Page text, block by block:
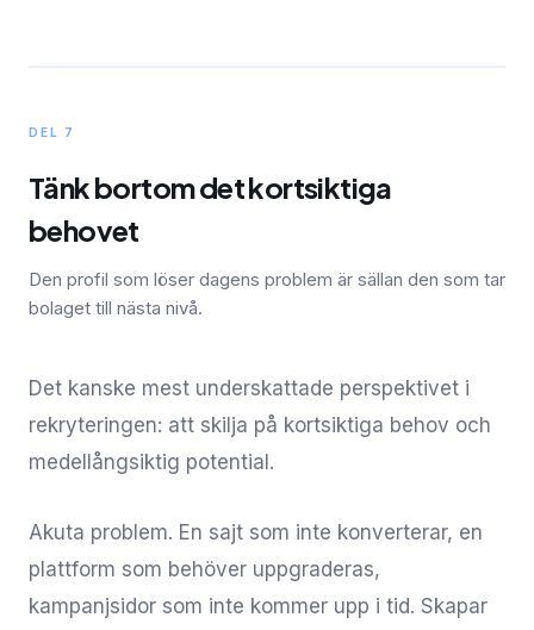
DEL 7
Tänk bortom det kortsiktiga
behovet
Den profil som löser dagens problem är sällan den som tar
bolaget till nästa nivå.
Det kanske mest underskattade perspektivet i
rekryteringen: att skilja på kortsiktiga behov och
medellångsiktig potential.
Akuta problem. En sajt som inte konverterar, en
plattform som behöver uppgraderas,
kampanjsidor som inte kommer upp i tid. Skapar